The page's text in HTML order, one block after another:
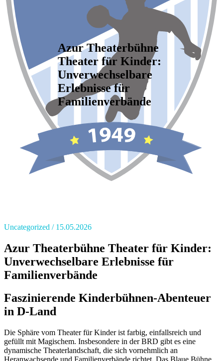
Azur Theaterbühne
Theater für Kinder:
Unverwechselbare
Erlebnisse für
Familienverbände
Uncategorized 15.05.2026
Azur Theaterbühne Theater für Kinder:
Unverwechselbare Erlebnisse für
Familienverbände
Faszinierende Kinderbühnen-Abenteuer
in D-Land
Die Sphäre vom Theater für Kinder ist farbig, einfallsreich und
gefüllt mit Magischem. Insbesondere in der BRD gibt es eine
dynamische Theaterlandschaft, die sich vornehmlich an